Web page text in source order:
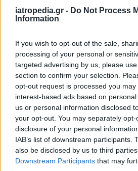
iatropedia.gr - Do Not Process
Information
If you wish to opt-out of the sale,
processing of your personal or
targeted advertising by us, please
section to confirm your selection.
opt-out request is processed you may
interest-based ads based on
us or personal information disclosed
your opt-out. You may separately
disclosure of your personal
IAB’s list of downstream participants.
also be disclosed by us to third
Downstream Participants that may